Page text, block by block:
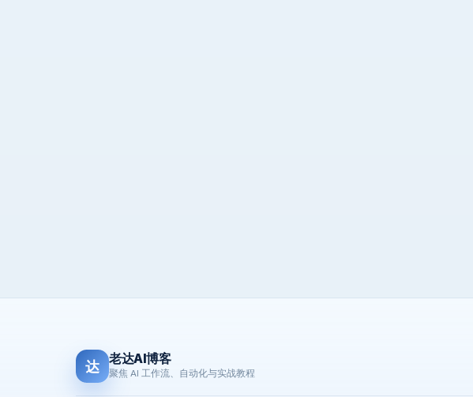
达 老达AI博客
聚焦 AI 工作流、自动化与实战教程